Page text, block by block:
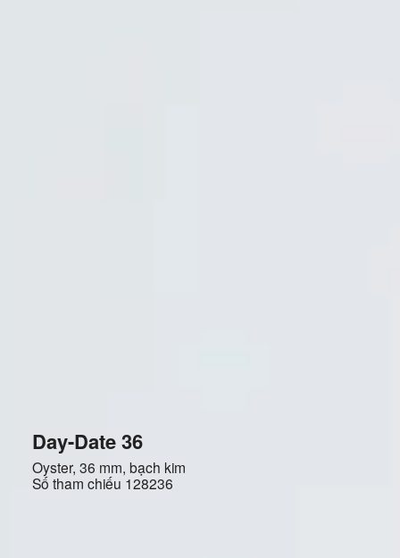
Day-Date 36
Oyster, 36 mm, bạch kim
Số tham chiếu 128236